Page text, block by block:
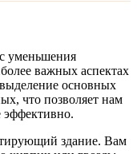
уменьшения
важных аспектах
основных
что позволяет нам
эффективно.
здание. Вам